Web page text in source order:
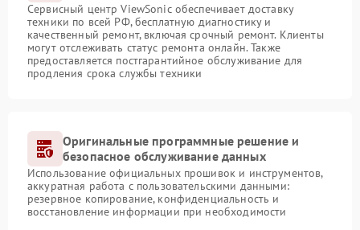
Сервисный центр ViewSonic обеспечивает доставку
техники по всей РФ, бесплатную диагностику и
качественный ремонт, включая срочный ремонт. Клиенты
могут отслеживать статус ремонта онлайн. Также
предоставляется постгарантийное обслуживание для
продления срока службы техники
Оригинальные программные решение и
безопасное обслуживание данных
Использование официальных прошивок и инструментов,
аккуратная работа с пользовательскими данными:
резервное копирование, конфиденциальность и
восстановление информации при необходимости